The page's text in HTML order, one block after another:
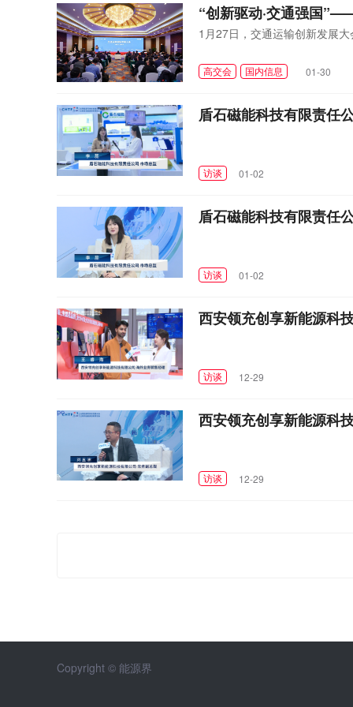
“创新驱动·交通强国
1月27日，交通运输创新发展
高交会 国内信息 01-30
盾石磁能科技有限责任
访谈 01-02
盾石磁能科技有限责任
访谈 01-02
西安领充创享新能源科
访谈 12-29
西安领充创享新能源科
访谈 12-29
Copyright © 能源界